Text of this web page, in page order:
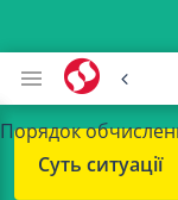
Порядок
Суть ситуації